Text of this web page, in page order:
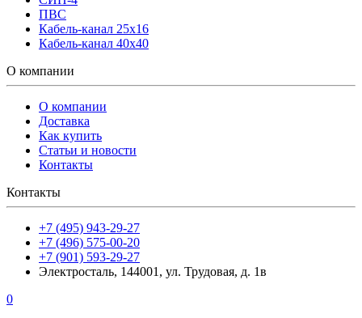
ПВС
Кабель-канал 25х16
Кабель-канал 40х40
О компании
О компании
Доставка
Как купить
Статьи и новости
Контакты
Контакты
+7 (495) 943-29-27
+7 (496) 575-00-20
+7 (901) 593-29-27
Электросталь, 144001, ул. Трудовая, д. 1в
0